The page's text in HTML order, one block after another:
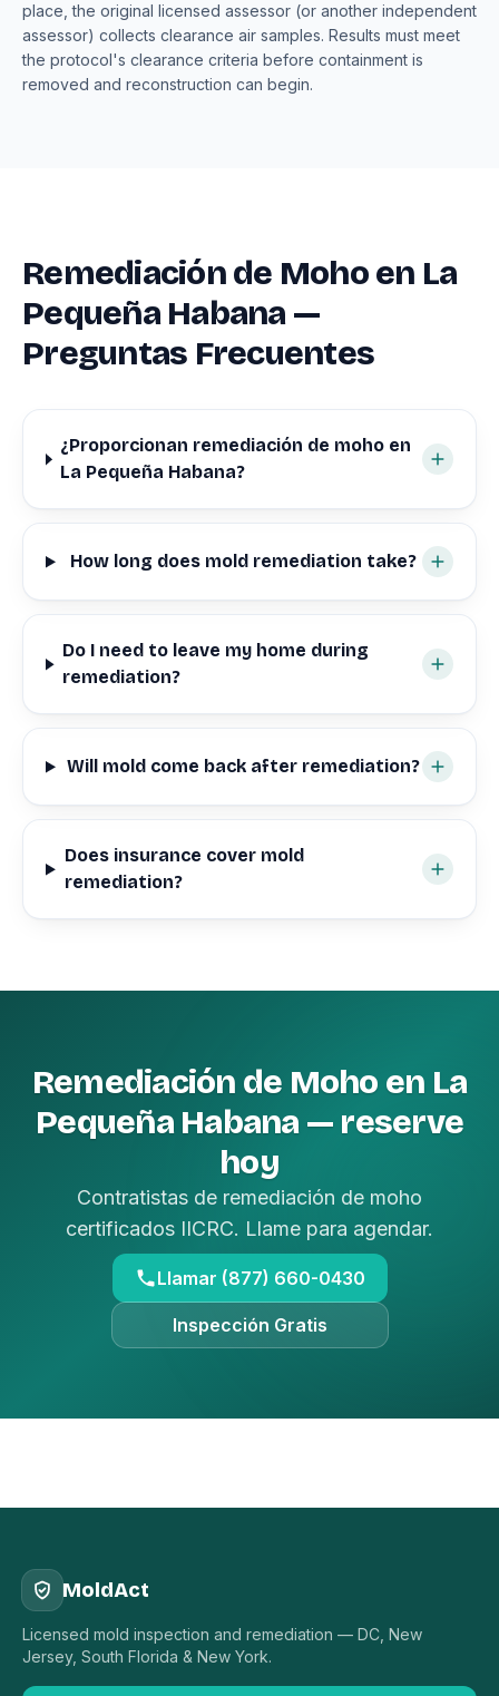
place, the original licensed assessor (or another independent
assessor) collects clearance air samples. Results must meet
the protocol's clearance criteria before containment is
removed and reconstruction can begin.
Remediación de Moho en La
Pequeña Habana —
Preguntas Frecuentes
¿Proporcionan remediación de moho en
La Pequeña Habana?
How long does mold remediation take?
Do I need to leave my home during
remediation?
Will mold come back after remediation?
Does insurance cover mold
remediation?
Remediación de Moho en La
Pequeña Habana — reserve
hoy
Contratistas de remediación de moho
certificados IICRC. Llame para agendar.
Llamar (877) 660-0430
Inspección Gratis
MoldAct
Licensed mold inspection and remediation — DC, New
Jersey, South Florida & New York.